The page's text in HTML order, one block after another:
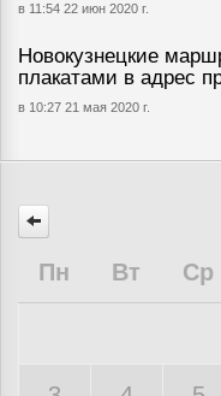
в 11:54 22 июн 2020 г.
Новокузнецкие
плакатами в адрес
в 10:27 21 мая 2020 г.
Пн Вт Ср